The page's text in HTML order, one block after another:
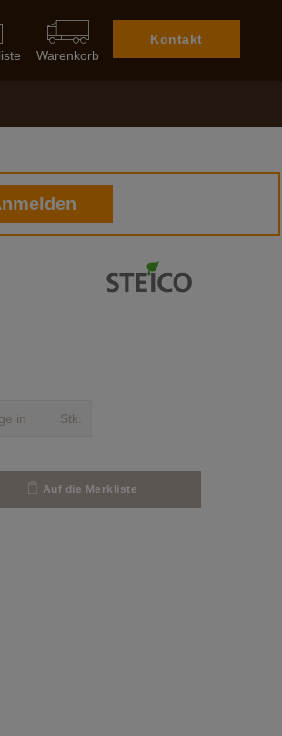
Kontakt
Warenkorb
Stk.
Auf die Merkliste